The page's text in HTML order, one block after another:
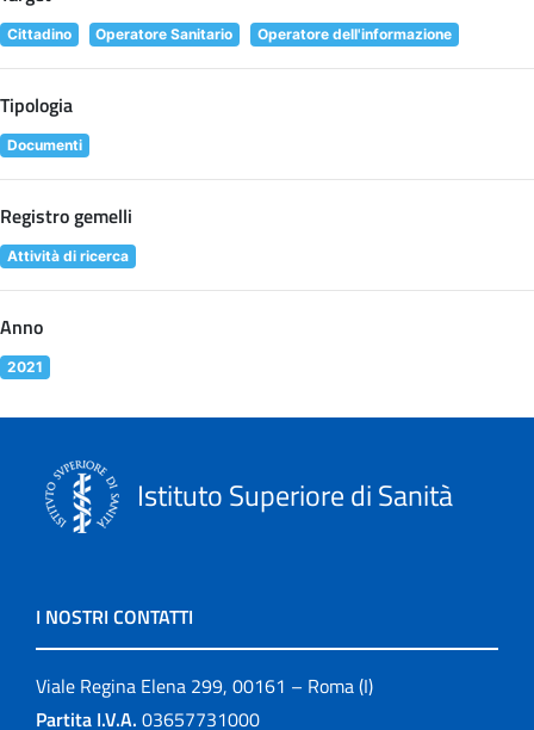
Cittadino Operatore Sanitario Operatore dell'informazione
Tipologia
Documenti
Registro gemelli
Attività di ricerca
Anno
2021
Istituto Superiore di Sanità
I NOSTRI CONTATTI
Viale Regina Elena 299, 00161 – Roma (I)
Partita I.V.A. 03657731000